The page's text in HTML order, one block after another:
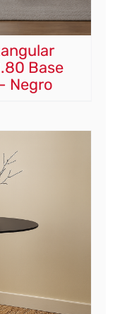
Base
Negro